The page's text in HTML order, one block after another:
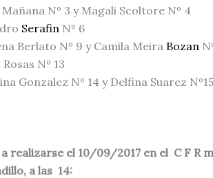
Nº 3 y Magali Scoltore Nº 4
Serafin Nº 6
Berlato Nº 9 y Camila Meira Bozan
Nº 13
Gonzalez Nº 14 y Delfina Suarez Nº15
realizarse el 10/09/2017 en el C F R
a las 14: